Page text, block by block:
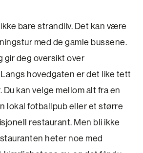
bare strandliv. Det kan være
med de gamle bussene.
gir deg oversikt over
hovedgaten er det like tett
kan velge mellom alt fra en
lokal fotballpub eller et større
restaurant. Men bli ikke
heter noe med